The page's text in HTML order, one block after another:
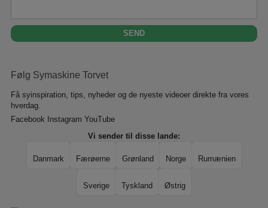
Følg Symaskine Torvet
Få syinspiration, tips, nyheder og de nyeste videoer direkte fra vores
hverdag.
Facebook
Instagram YouTube
Vi sender til disse lande:
Danmark Færøerne Grønland Norge Rumænien
Sverige Tyskland Østrig